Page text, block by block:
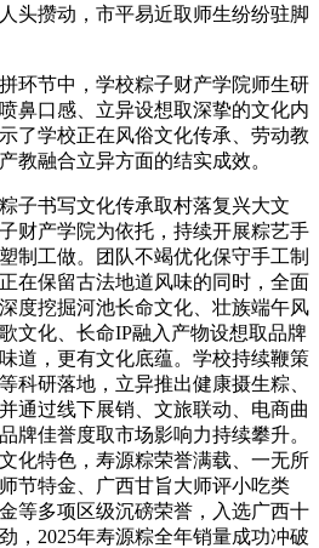
头攒动，市平易近取师生纷纷驻脚
节中，学校粽子财产学院师生研
鼻口感、立异设想取深挚的文化内
了学校正在风俗文化传承、劳动教
教融合立异方面的结实成效。
书写文化传承取村落复兴大文
财产学院为依托，持续开展粽艺手
制工做。团队不竭优化保守手工制
在保留古法地道风味的同时，全面
度挖掘河池长命文化、壮族端午风
文化、长命IP融入产物设想取品牌
道，更有文化底蕴。学校持续鞭策
科研落地，立异推出健康摄生粽、
通过线下展销、文旅联动、电商曲
牌佳誉度取市场影响力持续攀升。
化特色，寿源粽荣誉满载、一无所
节特金、广西甘旨大师评小吃类
等多项区级沉磅荣誉，入选广西十
，2025年寿源粽全年销量成功冲破